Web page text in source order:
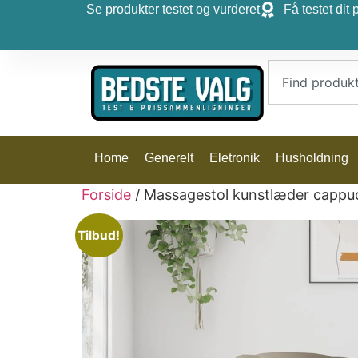
Se produkter testet og vurderet Få testet dit
Home Generelt Eletronik Husholdning
Forside / Massagestol kunstlæder
Tilbud!